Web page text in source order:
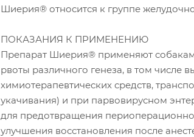
Шиерия® относится к группе
ПОКАЗАНИЯ К ПРИМЕНЕНИЮ
Препарат Шиерия® применяют
рвоты различного генеза, в том числе
химиотерапевтических средств,
укачивания) и при парвовирусном
для предотвращения
улучшения восстановления после